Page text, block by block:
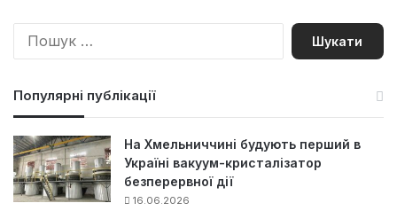
П
Популярні публікації
На Хмельниччині будують перший в
Україні вакуум-кристалізатор
безперервної дії
16.06.2026